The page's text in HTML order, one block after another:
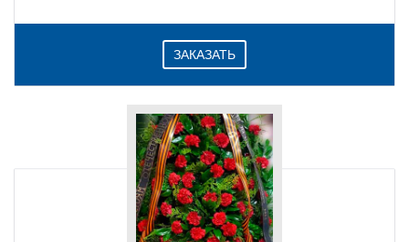
ЗАКАЗАТЬ